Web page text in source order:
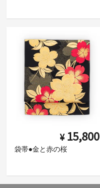
¥ 15,800
袋帯●金と赤の桜